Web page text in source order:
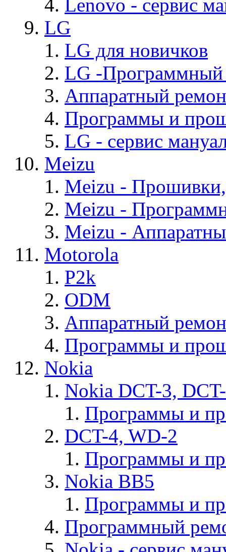
Lenovo - cервис
LG
LG для новичков
LG -Программный
Аппаратный
Программы и
LG - cервис
Meizu
Meizu -
Meizu -
Meizu -
Motorola
P2k
ODM
Аппаратный
Программы и
Nokia
Nokia DCT-3,
Программы и
DCT-4, WD-2
Программы и
Nokia BB5
Программы и
Программный